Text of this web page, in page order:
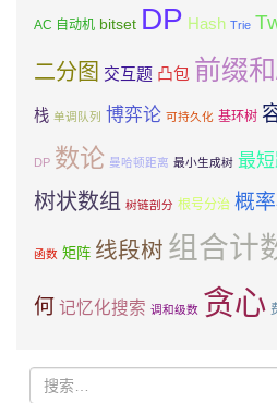
AC 自动机 bitset DP Hash Trie
二分图 交互题 凸包 前缀
栈 单调队列 博弈论 可持久化 基环树
DP 数论 曼哈顿距离 最小生成树 最
树状数组 树链剖分 根号分治 概
函数 矩阵 线段树 组合计
何 记忆化搜索 调和级数 贪心